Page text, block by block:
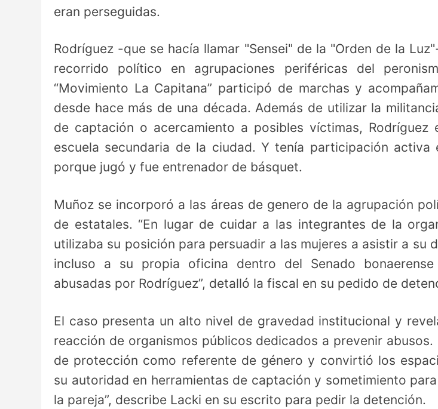
eran perseguidas.
Rodríguez -que se hacía llamar "Sensei" de la "Orden de la
recorrido político en agrupaciones periféricas del
“Movimiento La Capitana” participó de marchas y
desde hace más de una década. Además de utilizar la
de captación o acercamiento a posibles víctimas, Rodríguez
escuela secundaria de la ciudad. Y tenía participación activa
porque jugó y fue entrenador de básquet.
Muñoz se incorporó a las áreas de genero de la agrupación
de estatales. “En lugar de cuidar a las integrantes de la
utilizaba su posición para persuadir a las mujeres a asistir a su
incluso a su propia oficina dentro del Senado
abusadas por Rodríguez”, detalló la fiscal en su pedido de
El caso presenta un alto nivel de gravedad institucional y
reacción de organismos públicos dedicados a prevenir abusos.
de protección como referente de género y convirtió los
su autoridad en herramientas de captación y sometimiento
la pareja”, describe Lacki en su escrito para pedir la detención.